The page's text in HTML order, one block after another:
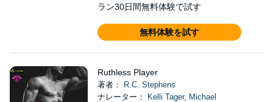
ラン30日間無料体験で試す
無料体験を試す
Ruthless Player
著者：
R.C. Stephens
ナレーター：
Kelli Tager, Michael